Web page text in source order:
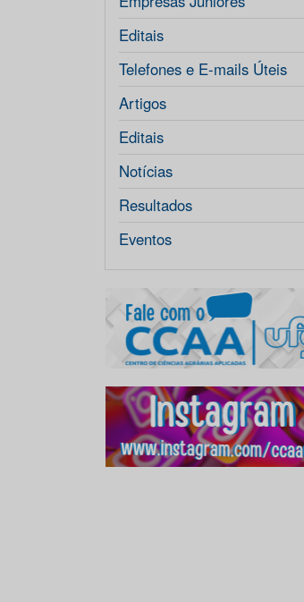
Editais
Telefones e E-mails Úteis
Artigos
Editais
Notícias
Resultados
Eventos